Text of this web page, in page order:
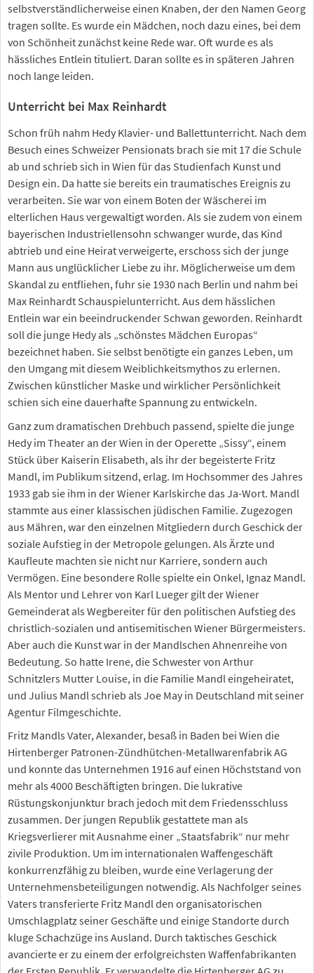
selbstverständlicherweise einen Knaben, der den Namen Georg
tragen sollte. Es wurde ein Mädchen, noch dazu eines, bei dem
von Schönheit zunächst keine Rede war. Oft wurde es als
hässliches Entlein tituliert. Daran sollte es in späteren Jahren
noch lange leiden.
Unterricht bei Max Reinhardt
Schon früh nahm Hedy Klavier- und Ballettunterricht. Nach dem
Besuch eines Schweizer Pensionats brach sie mit 17 die Schule
ab und schrieb sich in Wien für das Studienfach Kunst und
Design ein. Da hatte sie bereits ein traumatisches Ereignis zu
verarbeiten. Sie war von einem Boten der Wäscherei im
elterlichen Haus vergewaltigt worden. Als sie zudem von einem
bayerischen Industriellensohn schwanger wurde, das Kind
abtrieb und eine Heirat verweigerte, erschoss sich der junge
Mann aus unglücklicher Liebe zu ihr. Möglicherweise um dem
Skandal zu entfliehen, fuhr sie 1930 nach Berlin und nahm bei
Max Reinhardt Schauspielunterricht. Aus dem hässlichen
Entlein war ein beeindruckender Schwan geworden. Reinhardt
soll die junge Hedy als „schönstes Mädchen Europas“
bezeichnet haben. Sie selbst benötigte ein ganzes Leben, um
den Umgang mit diesem Weiblichkeitsmythos zu erlernen.
Zwischen künstlicher Maske und wirklicher Persönlichkeit
schien sich eine dauerhafte Spannung zu entwickeln.
Ganz zum dramatischen Drehbuch passend, spielte die junge
Hedy im Theater an der Wien in der Operette „Sissy“, einem
Stück über Kaiserin Elisabeth, als ihr der begeisterte Fritz
Mandl, im Publikum sitzend, erlag. Im Hochsommer des Jahres
1933 gab sie ihm in der Wiener Karlskirche das Ja-Wort. Mandl
stammte aus einer klassischen jüdischen Familie. Zugezogen
aus Mähren, war den einzelnen Mitgliedern durch Geschick der
soziale Aufstieg in der Metropole gelungen. Als Ärzte und
Kaufleute machten sie nicht nur Karriere, sondern auch
Vermögen. Eine besondere Rolle spielte ein Onkel, Ignaz Mandl.
Als Mentor und Lehrer von Karl Lueger gilt der Wiener
Gemeinderat als Wegbereiter für den politischen Aufstieg des
christlich-sozialen und antisemitischen Wiener Bürgermeisters.
Aber auch die Kunst war in der Mandlschen Ahnenreihe von
Bedeutung. So hatte Irene, die Schwester von Arthur
Schnitzlers Mutter Louise, in die Familie Mandl eingeheiratet,
und Julius Mandl schrieb als Joe May in Deutschland mit seiner
Agentur Filmgeschichte.
Fritz Mandls Vater, Alexander, besaß in Baden bei Wien die
Hirtenberger Patronen-Zündhütchen-Metallwarenfabrik AG
und konnte das Unternehmen 1916 auf einen Höchststand von
mehr als 4000 Beschäftigten bringen. Die lukrative
Rüstungskonjunktur brach jedoch mit dem Friedensschluss
zusammen. Der jungen Republik gestattete man als
Kriegsverlierer mit Ausnahme einer „Staatsfabrik“ nur mehr
zivile Produktion. Um im internationalen Waffengeschäft
konkurrenzfähig zu bleiben, wurde eine Verlagerung der
Unternehmensbeteiligungen notwendig. Als Nachfolger seines
Vaters transferierte Fritz Mandl den organisatorischen
Umschlagplatz seiner Geschäfte und einige Standorte durch
kluge Schachzüge ins Ausland. Durch taktisches Geschick
avancierte er zu einem der erfolgreichsten Waffenfabrikanten